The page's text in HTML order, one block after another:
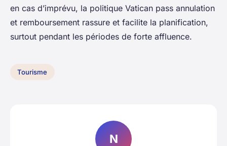
en cas d’imprévu, la politique Vatican pass annulation
et remboursement rassure et facilite la planification,
surtout pendant les périodes de forte affluence.
Tourisme
N